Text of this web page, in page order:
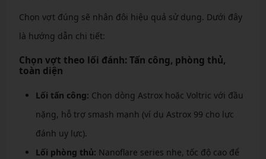
Chọn vợt đúng sẽ nhân đôi hiệu quả sử dụng. Dưới đây
là hướng dẫn chi tiết:
Chọn vợt theo lối đánh: Tấn công, phòng thủ,
toàn diện
Lối tấn công: Chọn dòng Astrox hoặc Voltric với đầu
nặng, hỗ trợ smash mạnh (ví dụ Astrox 99 cho lực
đánh uy lực).
Lối phòng thủ: Nanoflare series nhẹ, tốc độ cao để